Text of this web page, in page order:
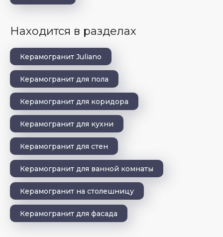
Находится в разделах
Керамогранит Juliano
Керамогранит для пола
Керамогранит для коридора
Керамогранит для кухни
Керамогранит для стен
Керамогранит для ванной комнаты
Керамогранит на столешницу
Керамогранит для фасада